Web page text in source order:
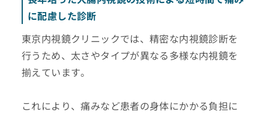
に配慮した診断
東京内視鏡クリニックでは、精密な内視鏡診断を
行うため、太さやタイプが異なる多様な内視鏡を
揃えています。
これにより、痛みなど患者の身体にかかる負担に